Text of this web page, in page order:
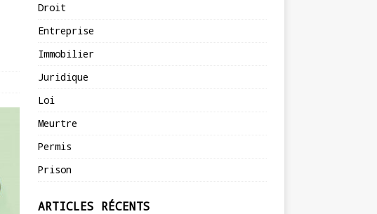
Droit
Entreprise
Immobilier
Juridique
Loi
Meurtre
Permis
Prison
ARTICLES RÉCENTS